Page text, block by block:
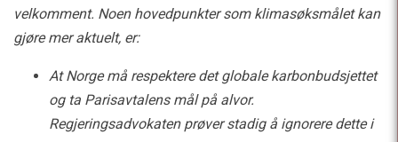
velkomment. Noen hovedpunkter som klimasøksmålet kan
gjøre mer aktuelt, er:
At Norge må respektere det globale karbonbudsjettet
og ta Parisavtalens mål på alvor.
Regjeringsadvokaten prøver stadig å ignorere dette i